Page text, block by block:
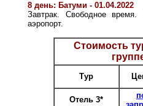
8 день: Батуми - 01.04.2022
Завтрак. Свободное
аэропорт.
Стоимость
Тур
Отель 3*